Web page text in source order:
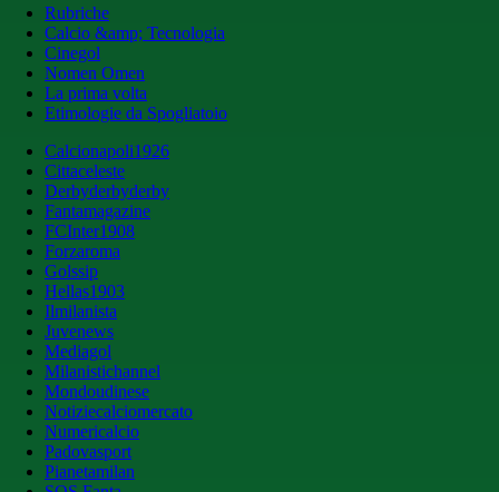
Rubriche
Calcio &amp; Tecnologia
Cinegol
Nomen Omen
La prima volta
Etimologie da Spogliatoio
Calcionapoli1926
Cittaceleste
Derbyderbyderby
Fantamagazine
FCInter1908
Forzaroma
Golssip
Hellas1903
Ilmilanista
Juvenews
Mediagol
Milanistichannel
Mondoudinese
Notiziecalciomercato
Numericalcio
Padovasport
Pianetamilan